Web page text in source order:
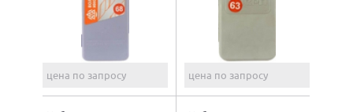
цена по запросу цена по запросу